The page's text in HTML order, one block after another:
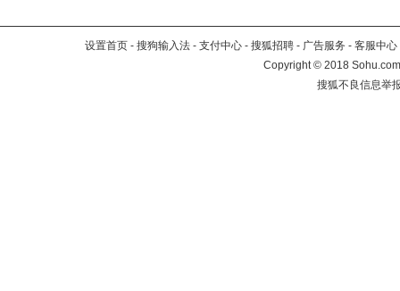
设置首页 - 搜狗输入法 - 支付中心 - 搜狐招聘 - 广告服务 - 客服中心
Copyright©2018
搜狐不良信息举